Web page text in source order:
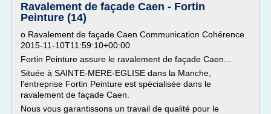
Ravalement de façade Caen - Fortin
Peinture (14)
o Ravalement de façade Caen Communication Cohérence
2015-11-10T11:59:10+00:00
Fortin Peinture assure le ravalement de façade Caen...
Située à SAINTE-MERE-EGLISE dans la Manche,
l'entreprise Fortin Peinture est spécialisée dans le
ravalement de façade Caen.
Nous vous garantissons un travail de qualité pour le